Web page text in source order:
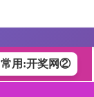
常用:开奖网②